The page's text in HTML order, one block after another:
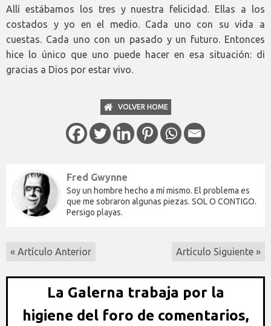
Allí estábamos los tres y nuestra felicidad. Ellas a los
costados y yo en el medio. Cada uno con su vida a
cuestas. Cada uno con un pasado y un futuro. Entonces
hice lo único que uno puede hacer en esa situación: di
gracias a Dios por estar vivo.
VOLVER HOME
Fred Gwynne
Soy un hombre hecho a mí mismo. El problema es
que me sobraron algunas piezas. SOL O CONTIGO.
Persigo playas.
« Artículo Anterior Artículo Siguiente »
La Galerna trabaja por la
higiene del foro de comentarios,